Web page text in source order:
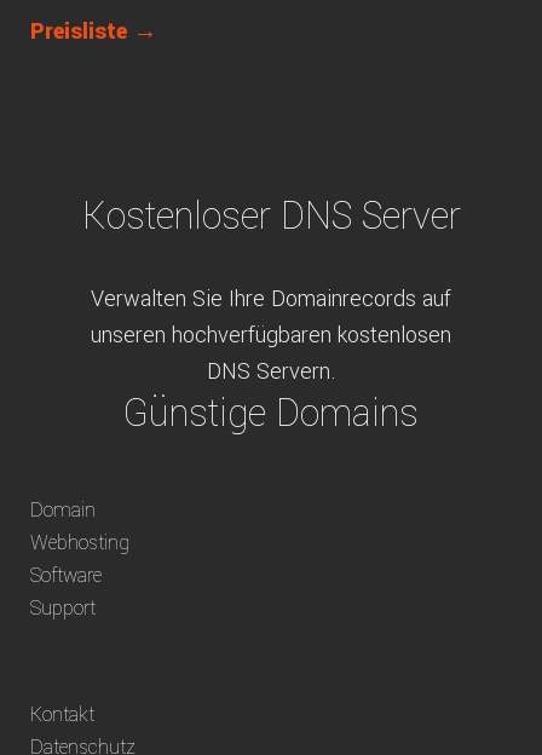
Preisliste →
Kostenloser DNS Server
Verwalten Sie Ihre Domainrecords auf
unseren hochverfügbaren kostenlosen
DNS Servern.
Günstige Domains
weltweit verfügbare Domains inklusive
Vorkasse oder über ein andere verfügbare
Domain
Webhosting
Software
Support
Kontakt
Datenschutz